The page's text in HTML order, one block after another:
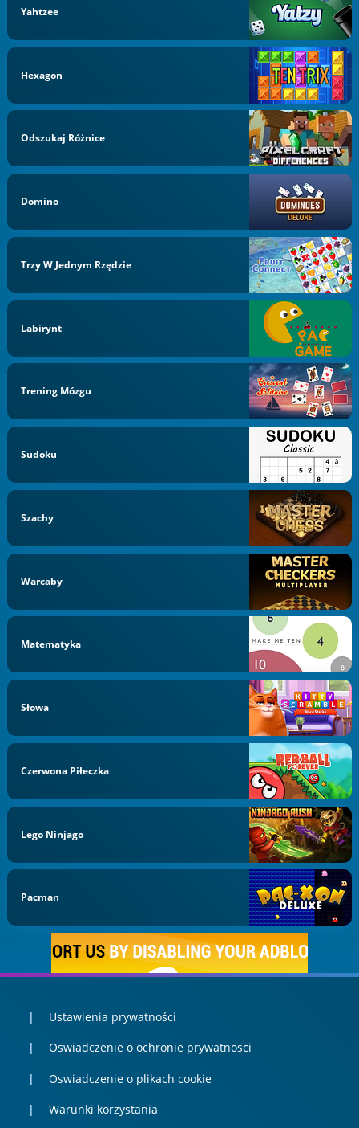
Yahtzee
Hexagon
Odszukaj Różnice
Domino
Trzy W Jednym Rzędzie
Labirynt
Trening Mózgu
Sudoku
Szachy
Warcaby
Matematyka
Słowa
Czerwona Piłeczka
Lego Ninjago
Pacman
Ustawienia prywatności
Oswiadczenie o ochronie prywatnosci
Oswiadczenie o plikach cookie
Warunki korzystania